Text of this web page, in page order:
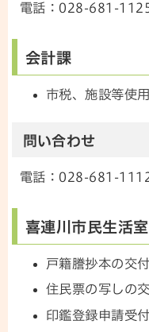
電話：028-681-
会計課
市税、施設等使
問い合わせ
電話：028-681-
喜連川市民生活
戸籍謄抄本の交
住民票の写しの
印鑑登録申請受